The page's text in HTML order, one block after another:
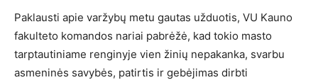
Paklausti apie varžybų metu gautas užduotis, VU Kauno
fakulteto komandos nariai pabrėžė, kad tokio masto
tarptautiniame renginyje vien žinių nepakanka, svarbu
asmeninės savybės, patirtis ir gebėjimas dirbti